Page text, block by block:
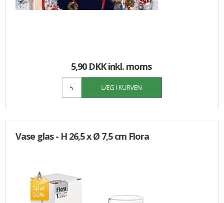
5,90 DKKinkl. moms
Vase glas - H 26,5 x Ø 7,5 cm Flora
Spar
50%